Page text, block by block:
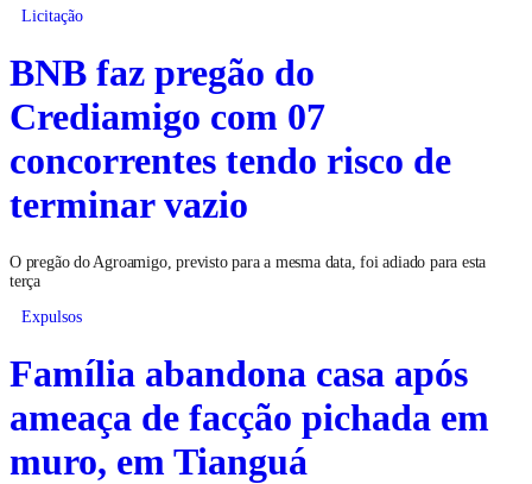
Licitação
BNB faz pregão do
Crediamigo com 07
concorrentes tendo risco de
terminar vazio
O pregão do Agroamigo, previsto para a mesma data, foi adiado para esta
terça
Expulsos
Família abandona casa após
ameaça de facção pichada em
muro, em Tianguá